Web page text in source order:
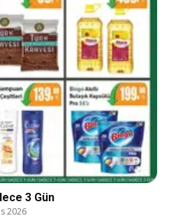
3 Gün
2026